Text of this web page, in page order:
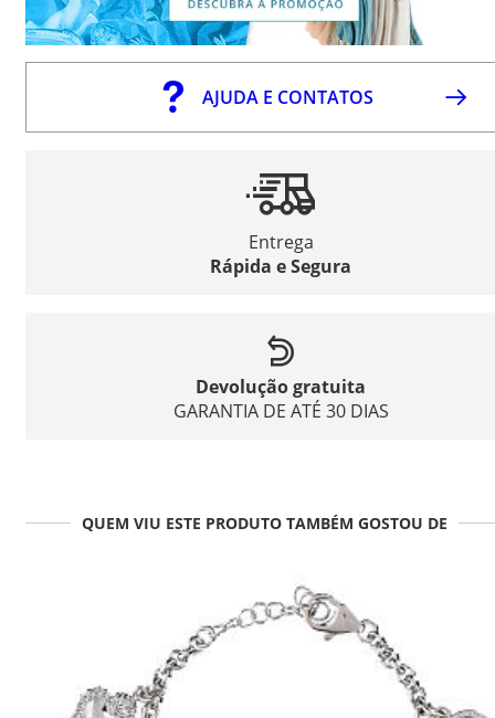
AJUDA E CONTATOS
Entrega
Rápida e Segura
Devolução gratuita
GARANTIA DE ATÉ 30 DIAS
QUEM VIU ESTE PRODUTO TAMBÉM GOSTOU DE